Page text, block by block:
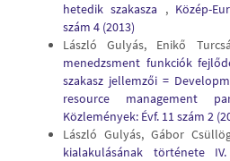
hetedik szakasza , Közép-
szám 4 (2013)
László Gulyás, Enikő
menedzsment funkciók
szakasz jellemzői =
resource management
Közlemények: Évf. 11 szám 2
László Gulyás, Gábor
kialakulásának története